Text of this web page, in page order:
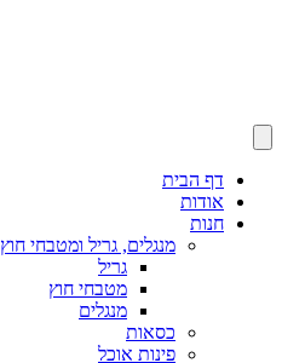
דף הבית
אודות
חנות
מנגלים, גריל ומטבחי חוץ
גריל
מטבחי חוץ
מנגלים
כסאות
פינות אוכל